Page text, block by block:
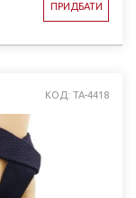
ПРИДБАТИ
КОД: TA-4418